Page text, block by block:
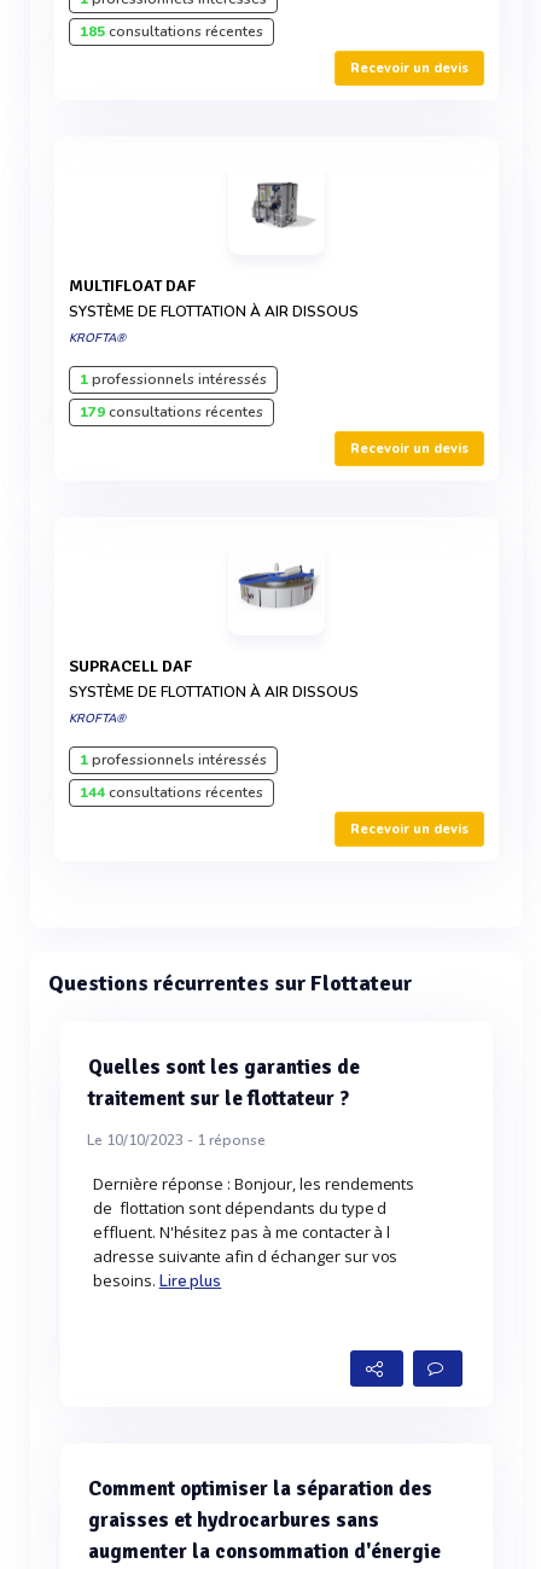
185consultations récentes
Recevoir un devis
MULTIFLOAT DAF
SYSTÈME DE FLOTTATION À AIR DISSOUS
KROFTA®
1professionnels intéressés
179consultations récentes
Recevoir un devis
SUPRACELL DAF
SYSTÈME DE FLOTTATION À AIR DISSOUS
KROFTA®
1professionnels intéressés
144consultations récentes
Recevoir un devis
Questions récurrentes sur Flottateur
Quelles sont les garanties de
traitement sur le flottateur ?
Le 10/10/2023 - 1réponse
Dernière réponse : Bonjour, les rendements
de flottation sont dépendants du type d
effluent. N'hésitez pas à me contacter à l
adresse suivante afin d échanger sur vos
besoins. Lire plus
Comment optimiser la séparation des
graisses et hydrocarbures sans
augmenter la consommation d'énergie